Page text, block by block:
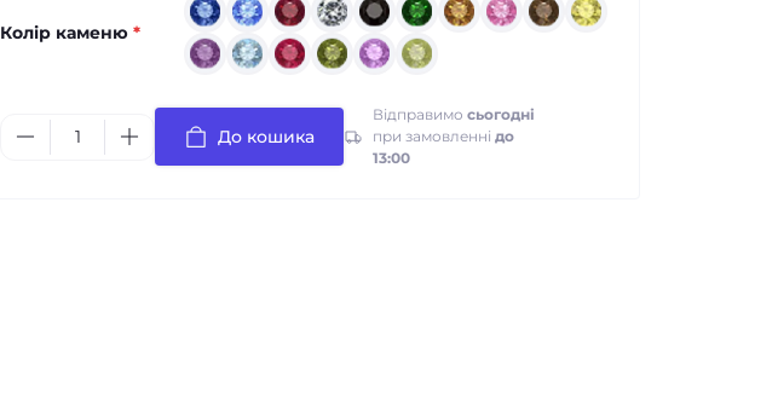
Колір каменю *
До кошика
Відправимо сьогодні
при замовленні до
13:00